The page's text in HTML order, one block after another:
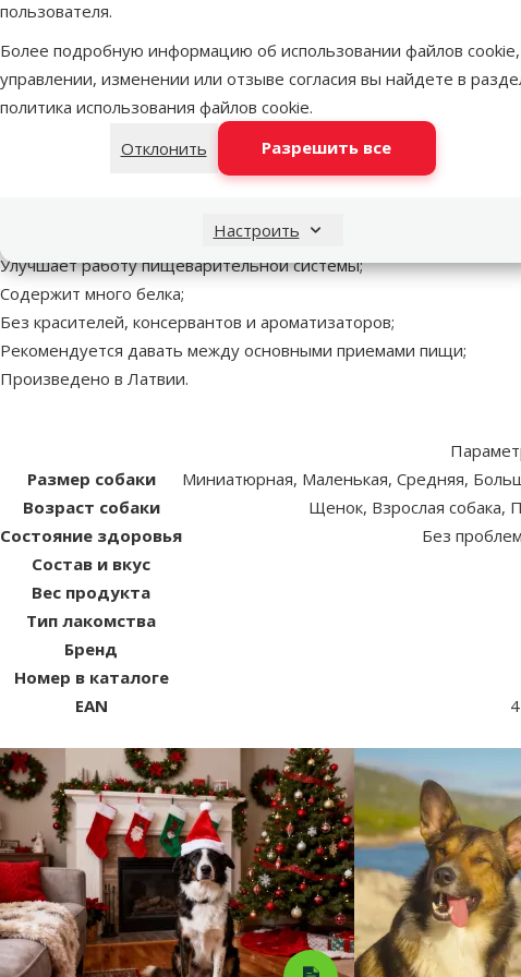
пользователя.
Более подробную информацию об использовании файлов
управлении, изменении или отзыве согласия вы найдете в
политика использования файлов cookie.
Отклонить
Разрешить все
Настроить
superzoo.product.detail.content
Лакомство для собак – Dailes, "Коровка", 100 г
Сушеное говяжье вымя для собак.
100 % натуральный продукт;
Улучшает работу пищеварительной системы;
Содержит много белка;
Без красителей, консервантов и ароматизаторов;
Рекомендуется давать между основными приемами пищи;
Произведено в Латвии.
Размер собаки
Миниатюрная, Маленькая, Средняя,
Возраст собаки
Щенок, Взрослая собака,
Состояние здоровья
Без
Состав и вкус
Вес продукта
Тип лакомства
Бренд
Номер в каталоге
EAN